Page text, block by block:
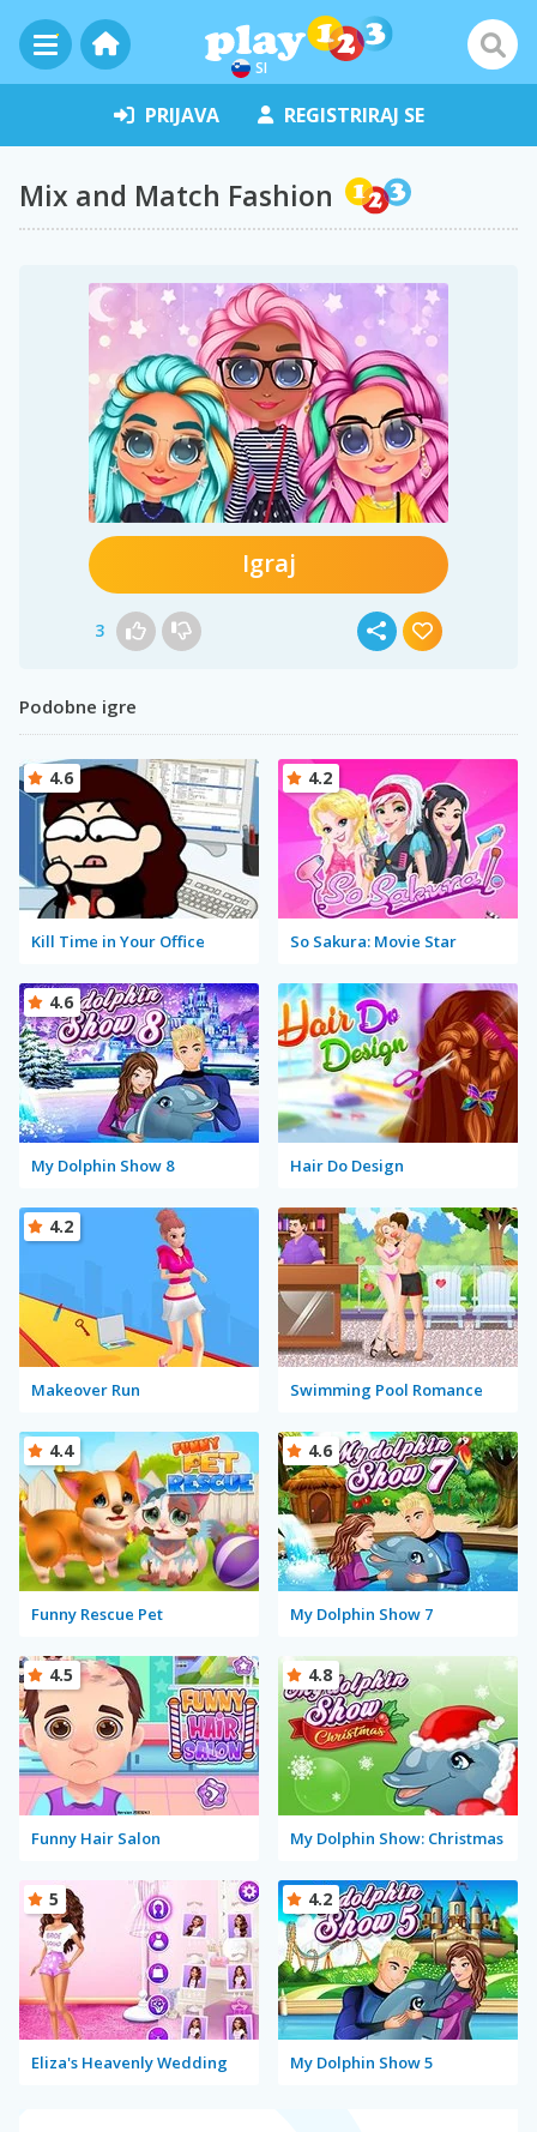
SI
PRIJAVA REGISTRIRAJ SE
Mix and Match Fashion
Igraj
3
Podobne igre
Kill Time in Your Office
4.6
So Sakura: Movie Star
4.2
My Dolphin Show 8
4.6
Hair Do Design
Makeover Run
4.2
Swimming Pool Romance
Funny Rescue Pet
4.4
My Dolphin Show 7
4.6
Funny Hair Salon
4.5
My Dolphin Show: Christmas
4.8
Eliza's Heavenly Wedding
5
My Dolphin Show 5
4.2